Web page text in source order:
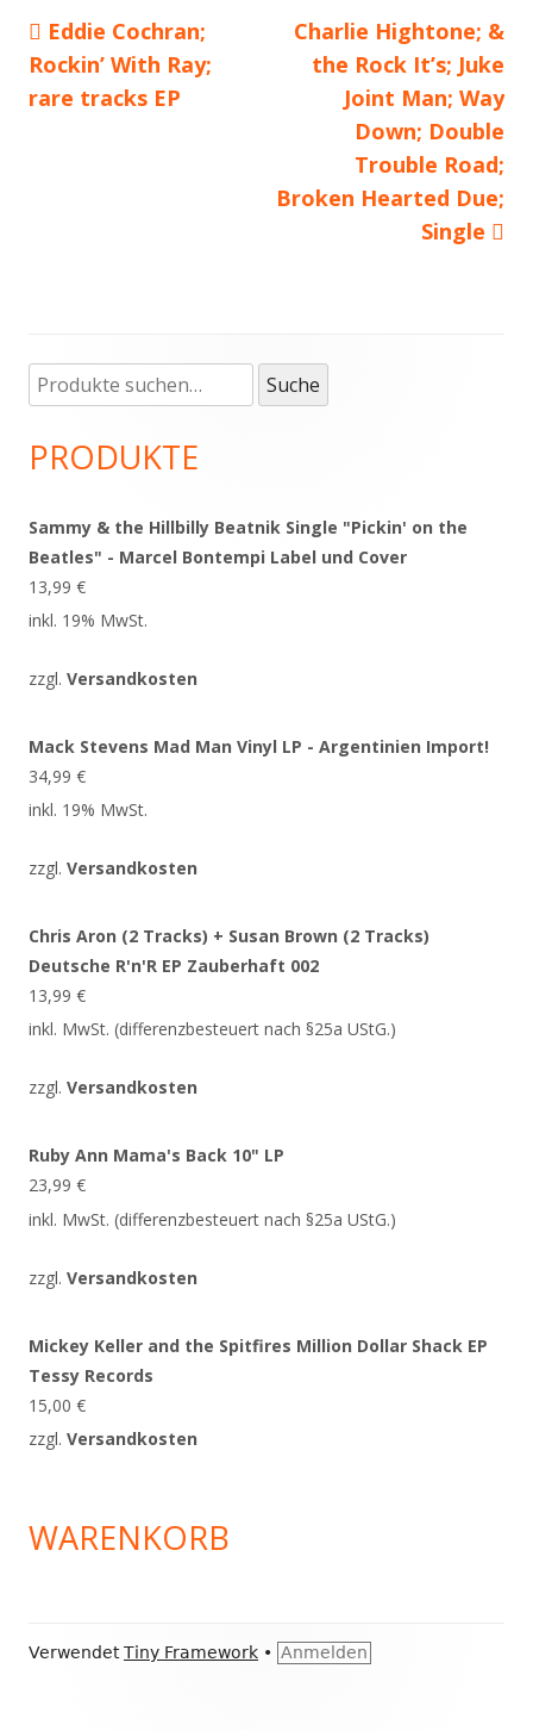
Beitragsnavigation
Vorheriger
Beitrag:
Eddie Cochran;
Rockin’ With Ray;
rare tracks EP
Nächster
Beitrag
Charlie Hightone; &
the Rock It’s; Juke
Joint Man; Way
Down; Double
Trouble Road;
Broken Hearted Due;
Single
Haupt-
Seitenleiste
Suche
nach:
Suche
PRODUKTE
Sammy & the Hillbilly Beatnik Single "Pickin' on the
Beatles" - Marcel Bontempi Label und Cover
13,99 €
inkl. 19% MwSt.
zzgl. Versandkosten
Mack Stevens Mad Man Vinyl LP - Argentinien Import!
34,99 €
inkl. 19% MwSt.
zzgl. Versandkosten
Chris Aron (2 Tracks) + Susan Brown (2 Tracks)
Deutsche R'n'R EP Zauberhaft 002
13,99 €
inkl. MwSt. (differenzbesteuert nach §25a UStG.)
zzgl. Versandkosten
Ruby Ann Mama's Back 10" LP
23,99 €
inkl. MwSt. (differenzbesteuert nach §25a UStG.)
zzgl. Versandkosten
Mickey Keller and the Spitfires Million Dollar Shack EP
Tessy Records
15,00 €
zzgl. Versandkosten
WARENKORB
Footer
VerwendetTiny Framework • Anmelden